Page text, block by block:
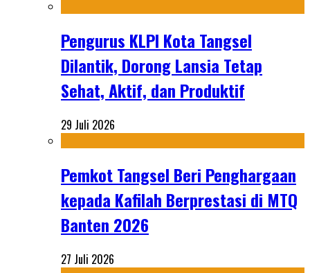
Pengurus KLPI Kota Tangsel
Dilantik, Dorong Lansia Tetap
Sehat, Aktif, dan Produktif
29 Juli 2026
Pemkot Tangsel Beri Penghargaan
kepada Kafilah Berprestasi di MTQ
Banten 2026
27 Juli 2026